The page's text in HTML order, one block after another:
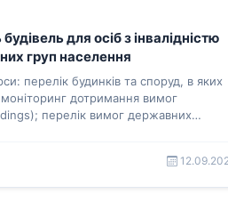
для осіб з інвалідністю
груп населення
перелік будинків та споруд, в яких
моніторинг дотримання вимог
перелік вимог державних